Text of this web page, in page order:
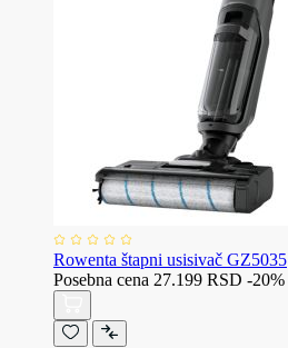
Rowenta štapni usisivač GZ5035
Posebna cena 27.199 RSD -20%